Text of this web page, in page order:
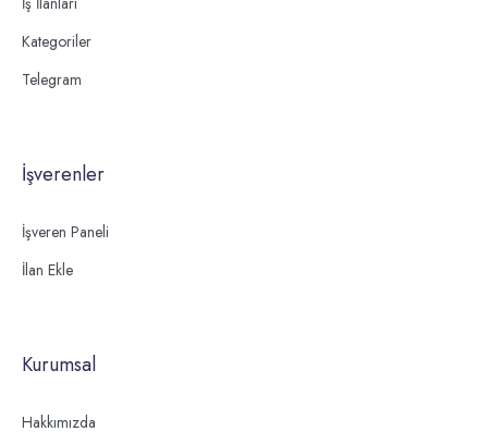
Kategoriler
Telegram
İşverenler
İşveren Paneli
İlan Ekle
Kurumsal
Hakkımızda